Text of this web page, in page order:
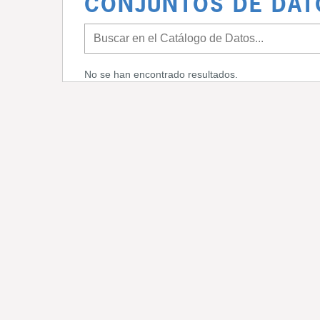
CONJUNTOS DE
No se han encontrado resultados.